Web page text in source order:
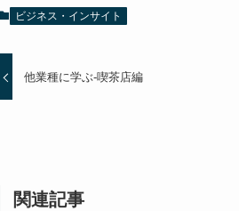
ビジネス・インサイト
他業種に学ぶ-喫茶店編
関連記事